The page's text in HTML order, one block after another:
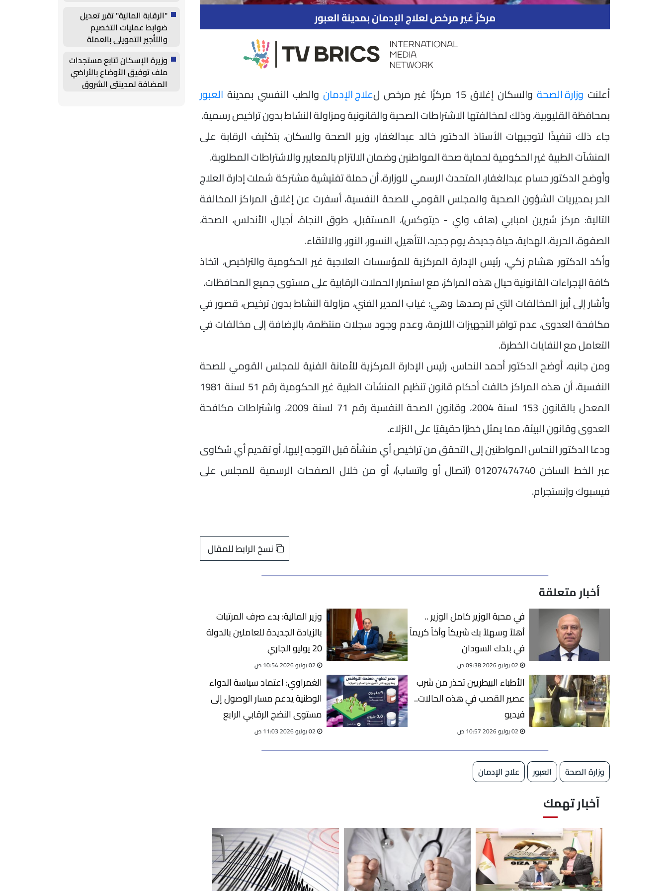
مركزً غير مرخص لعلاج الإدمان بمدينة العبور
أعلنت وزارة الصحةوالسكان إغلاق 15 مركزًا غير مرخص ل علاج الإدمان والطب النفسي بمدينة العبور
بمحافظة القليوبية، وذلك لمخالفتها الاشتراطات الصحية والقانونية ومزاولة النشاط بدون تراخيص رسمية.
جاء ذلك تنفيذًا لتوجيهات الأستاذ الدكتور خالد عبدالغفار، وزير الصحة والسكان، بتكثيف الرقابة على
المنشآت الطبية غير الحكومية لحماية صحة المواطنين وضمان الالتزام بالمعايير والاشتراطات المطلوبة.
وأوضح الدكتور حسام عبدالغفار، المتحدث الرسمي للوزارة، أن حملة تفتيشية مشتركة شملت إدارة العلاج
الحر بمديريات الشؤون الصحية والمجلس القومي للصحة النفسية، أسفرت عن إغلاق المراكز المخالفة
التالية: مركز شيرين امبابي (هاف واي - ديتوكس)، المستقبل، طوق النجاة، أجيال، الأندلس، الصحة،
الصفوة، الحرية، الهداية، حياة جديدة، يوم جديد، التأهيل، النسور، النور، والالتقاء.
وأكد الدكتور هشام زكي، رئيس الإدارة المركزية للمؤسسات العلاجية غير الحكومية والتراخيص، اتخاذ
كافة الإجراءات القانونية حيال هذه المراكز، مع استمرار الحملات الرقابية على مستوى جميع المحافظات.
وأشار إلى أبرز المخالفات التي تم رصدها وهي: غياب المدير الفني، مزاولة النشاط بدون ترخيص، قصور في
مكافحة العدوى، عدم توافر التجهيزات اللازمة، وعدم وجود سجلات منتظمة، بالإضافة إلى مخالفات في
التعامل مع النفايات الخطرة.
ومن جانبه، أوضح الدكتور أحمد النحاس، رئيس الإدارة المركزية للأمانة الفنية للمجلس القومي للصحة
النفسية، أن هذه المراكز خالفت أحكام قانون تنظيم المنشآت الطبية غير الحكومية رقم 51 لسنة 1981
المعدل بالقانون 153 لسنة 2004، وقانون الصحة النفسية رقم 71 لسنة 2009، واشتراطات مكافحة
العدوى وقانون البيئة، مما يمثل خطرًا حقيقيًا على النزلاء.
ودعا الدكتور النحاس المواطنين إلى التحقق من تراخيص أي منشأة قبل التوجه إليها، أو تقديم أي شكاوى
عبر الخط الساخن 01207474740 (اتصال أو واتساب)، أو من خلال الصفحات الرسمية للمجلس على
فيسبوك وإنستجرام.
نسخ الرابط للمقال
أخبار متعلقة
في محبة الوزير كامل الوزير ..
أهلاً وسهلاً بك شريكاً وأخاً كريماً
في بلدك السودان
وزير المالية: بدء صرف المرتبات
بالزيادة الجديدة للعاملين بالدولة
20 يوليو الجاري
02 يوليو 2026 10:54 ص
الأطباء البيطريين تحذر من شرب
عصير القصب في هذه الحالات..
فيديو
الغمراوي: اعتماد سياسة الدواء
الوطنية يدعم مسار الوصول إلى
مستوى النضج الرقابي الرابع
02 يوليو 2026 11:03 ص
وزارة الصحة العبور علاج الإدمان
آخبار تهمك
"الرقابة المالية" تقرر تعديل
ضوابط عمليات التخصيم
والتأجير التمويلي بالعملة
وزيرة الإسكان تتابع مستجدات
ملف توفيق الأوضاع بالأراضي
المضافة لمدينتي الشروق